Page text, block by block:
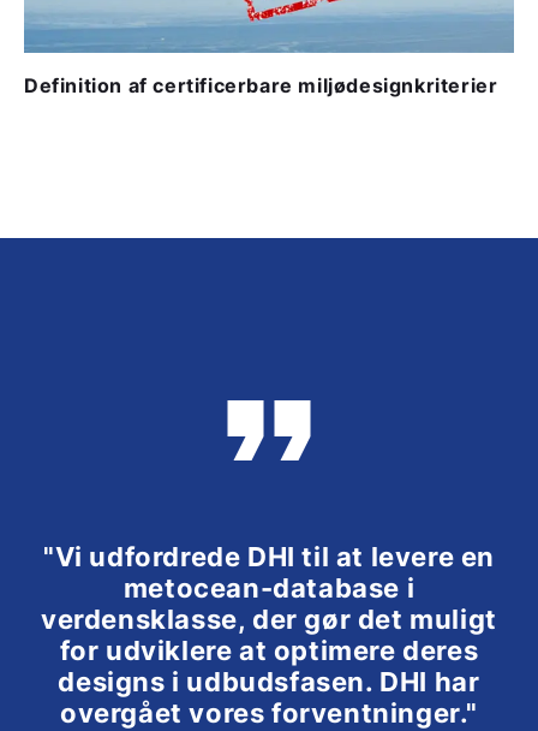
Definition af certificerbare miljødesignkriterier
"Vi udfordrede DHI til at levere en
metocean-database i
verdensklasse, der gør det muligt
for udviklere at optimere deres
designs i udbudsfasen. DHI har
overgået vores forventninger."